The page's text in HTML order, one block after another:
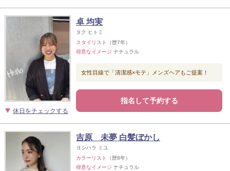
休日をチェックする
卓 均実
タク ヒトミ
スタイリスト
（歴7年）
得意なイメージ ナチュラル
女性目線で「清潔感×モテ」メンズヘアもご提案！
指名して予約する
吉原 未夢 白髪ぼかし
ヨシハラ ミユ
カラーリスト
（歴8年）
得意なイメージ ナチュラル